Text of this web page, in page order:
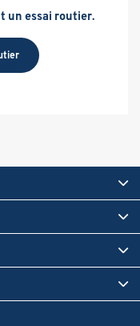
un essai routier.